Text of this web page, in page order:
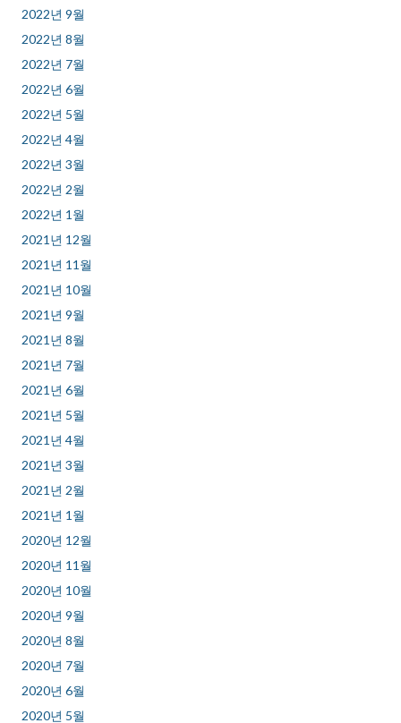
2022년 9월
2022년 8월
2022년 7월
2022년 6월
2022년 5월
2022년 4월
2022년 3월
2022년 2월
2022년 1월
2021년 12월
2021년 11월
2021년 10월
2021년 9월
2021년 8월
2021년 7월
2021년 6월
2021년 5월
2021년 4월
2021년 3월
2021년 2월
2021년 1월
2020년 12월
2020년 11월
2020년 10월
2020년 9월
2020년 8월
2020년 7월
2020년 6월
2020년 5월